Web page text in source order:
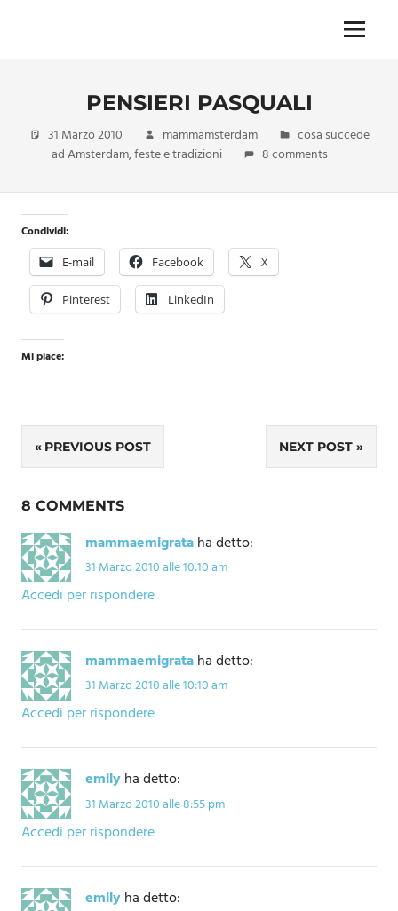
content
imprescindibile,
da
formato
monodose
nuova
confezione
migliorata
Menu
PENSIERI PASQUALI
31 Marzo 2010 mammamsterdam
cosa succede
ad Amsterdam,feste e tradizioni 8 comments
Condividi:
E-mail Facebook X
Pinterest LinkedIn
Mi piace:
Navigazione
articoli
PREVIOUS POST NEXT POST
8 COMMENTS
mammaemigrataha detto:
31 Marzo 2010 alle 10:10 am
Accedi per rispondere
mammaemigrataha detto:
31 Marzo 2010 alle 10:10 am
Accedi per rispondere
emilyha detto:
31 Marzo 2010 alle 8:55 pm
Accedi per rispondere
emilyha detto: